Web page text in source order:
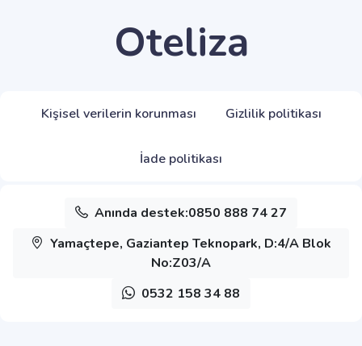
Oteliza
Kişisel verilerin korunması Gizlilik politikası
İade politikası
Anında destek:0850 888 74 27
Yamaçtepe, Gaziantep Teknopark, D:4/A Blok
No:Z03/A
0532 158 34 88